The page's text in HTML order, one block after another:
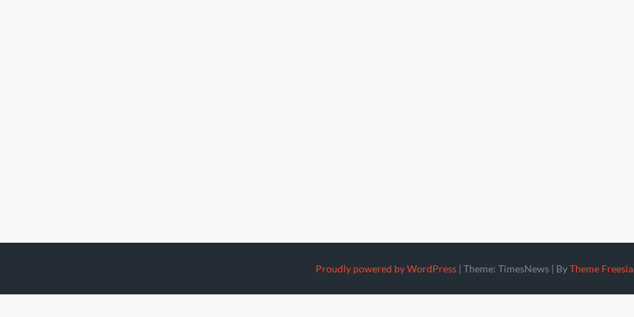
Proudly powered by WordPress | Theme: TimesNews | ByTheme Freesia